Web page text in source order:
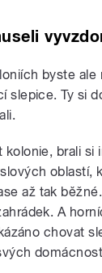
byste ale
slepice. Ty si
kolonie, brali si
oblastí,
až tak
A
chovat